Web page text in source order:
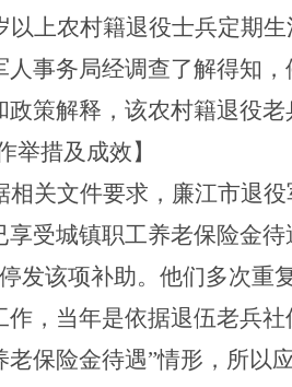
以上农村籍退役士兵定期
人事务局经调查了解得知
政策解释，该农村籍退役
举措及成效】
相关文件要求，廉江市退
享受城镇职工养老保险金
发该项补助。他们多次重
作，当年是依据退伍老兵
老保险金待遇”情形，所以